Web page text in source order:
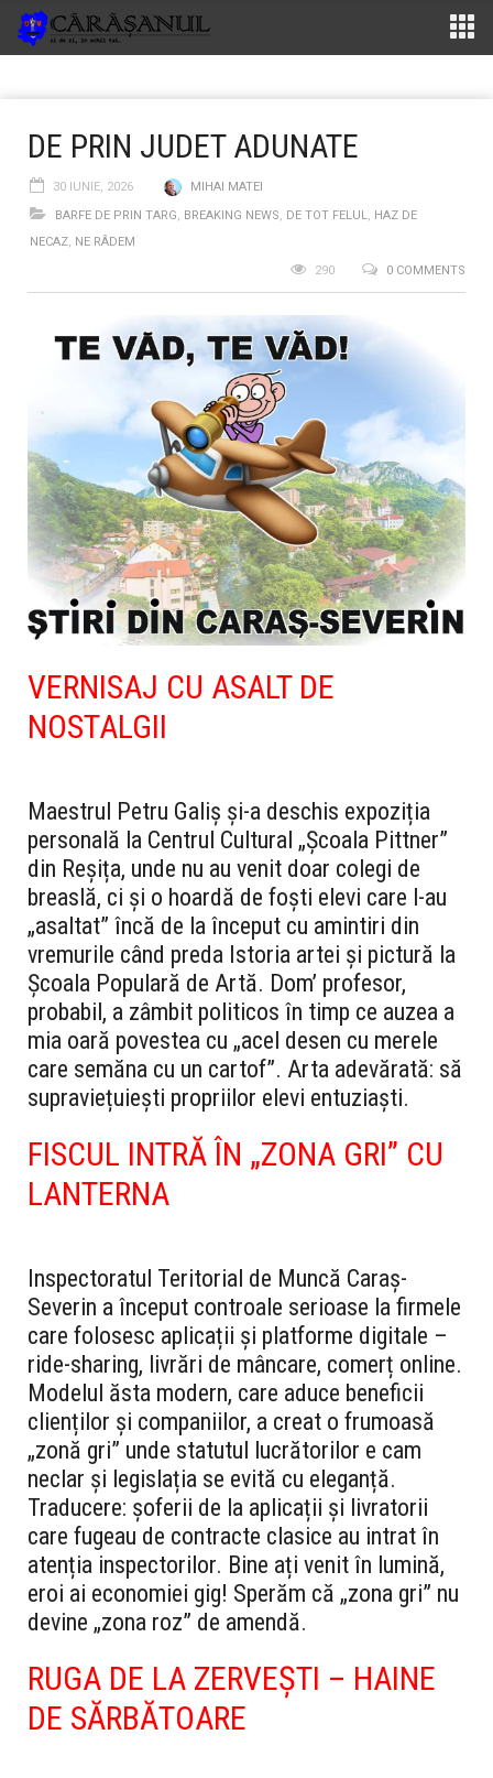
DE PRIN JUDET ADUNATE
30 IUNIE, 2026
MIHAI MATEI
BARFE DE PRIN TARG, BREAKING NEWS, DE TOT FELUL, HAZ DE
NECAZ, NE RÂDEM
0 COMMENTS
290
VERNISAJ CU ASALT DE
NOSTALGII
Maestrul Petru Galiș și-a deschis expoziția
personală la Centrul Cultural „Școala Pittner”
din Reșița, unde nu au venit doar colegi de
breaslă, ci și o hoardă de foști elevi care l-au
„asaltat” încă de la început cu amintiri din
vremurile când preda Istoria artei și pictură la
Școala Populară de Artă. Dom’ profesor,
probabil, a zâmbit politicos în timp ce auzea a
mia oară povestea cu „acel desen cu merele
care semăna cu un cartof”. Arta adevărată: să
supraviețuiești propriilor elevi entuziaști.
FISCUL INTRĂ ÎN „ZONA GRI” CU
LANTERNA
Inspectoratul Teritorial de Muncă Caraș-
Severin a început controale serioase la firmele
care folosesc aplicații și platforme digitale –
ride-sharing, livrări de mâncare, comerț online.
Modelul ăsta modern, care aduce beneficii
clienților și companiilor, a creat o frumoasă
„zonă gri” unde statutul lucrătorilor e cam
neclar și legislația se evită cu eleganță.
Traducere: șoferii de la aplicații și livratorii
care fugeau de contracte clasice au intrat în
atenția inspectorilor. Bine ați venit în lumină,
eroi ai economiei gig! Sperăm că „zona gri” nu
devine „zona roz” de amendă.
RUGA DE LA ZERVEȘTI – HAINE
DE SĂRBĂTOARE